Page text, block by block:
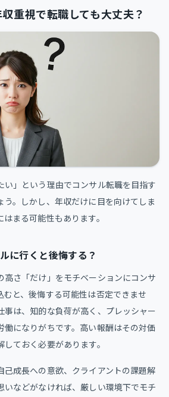
重視で転職しても大丈夫？
い」という理由でコンサル転職を目指す
。しかし、年収だけに目を向けてしま
まる可能性もあります。
に行くと後悔する？
高さ「だけ」をモチベーションにコンサ
むと、後悔する可能性は否定できませ
事は、知的な負荷が高く、プレッシャー
働になりがちです。高い報酬はその対価
ておく必要があります。
己成長への意欲、クライアントの課題解
いなどがなければ、厳しい環境下でモチ